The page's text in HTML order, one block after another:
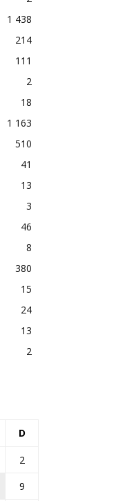
1 438
214
111
2
18
1 163
510
41
13
3
46
8
380
15
24
13
2
D
2
9